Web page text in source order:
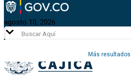
agosto 10, 2026
Más resultados